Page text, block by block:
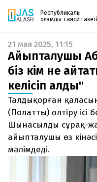
Республикалық
қоғамдық-саяси газеті
Жаңалықтар
Спорт
Live
Руханият
Аймақ
Архив
Заң және тәртіп
Редакциямен байланыс
+7 708 604 51 06
Жарнама бөлімі
+7 701 220 64 52
Газетке жазылу
PDF форматтағы
поштаңызға алып
шыққан сәтте сізге
енгізіңіз, біз қалғанын
21 мая 2025, 11:15
Айыпталушы
біз кім не
келісіп алдық"
Талдықорған
(Полатты) өлтіру ісі
Шынасылды сұрақ-
айыпталушы өз
мәлімдеді.